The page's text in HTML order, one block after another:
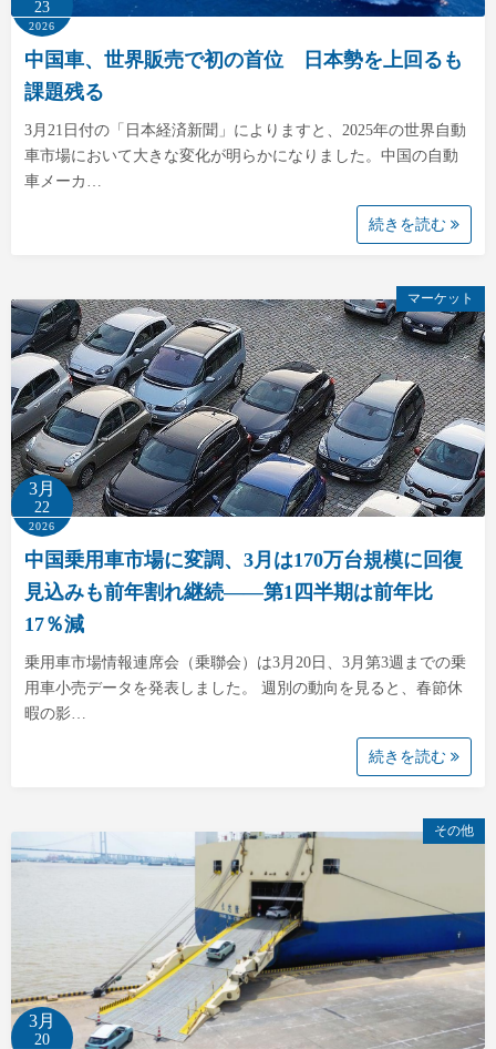
23
2026
中国車、世界販売で初の首位 日本勢を上回るも
課題残る
3月21日付の「日本経済新聞」によりますと、2025年の世界自動
車市場において大きな変化が明らかになりました。中国の自動
車メーカ…
続きを読む
マーケット
3月
22
2026
中国乗用車市場に変調、3月は170万台規模に回復
見込みも前年割れ継続――第1四半期は前年比
17％減
乗用車市場情報連席会（乗聯会）は3月20日、3月第3週までの乗
用車小売データを発表しました。 週別の動向を見ると、春節休
暇の影…
続きを読む
その他
3月
20